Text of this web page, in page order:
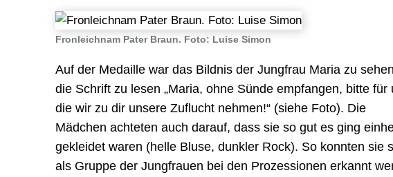
Fronleichnam Pater Braun. Foto: Luise Simon
Auf der Medaille war das Bildnis der Jungfrau Maria zu
die Schrift zu lesen „Maria, ohne Sünde empfangen, bitte für
die wir zu dir unsere Zuflucht nehmen!“ (siehe Foto). Die
Mädchen achteten auch darauf, dass sie so gut es ging
gekleidet waren (helle Bluse, dunkler Rock). So konnten sie
als Gruppe der Jungfrauen bei den Prozessionen erkannt